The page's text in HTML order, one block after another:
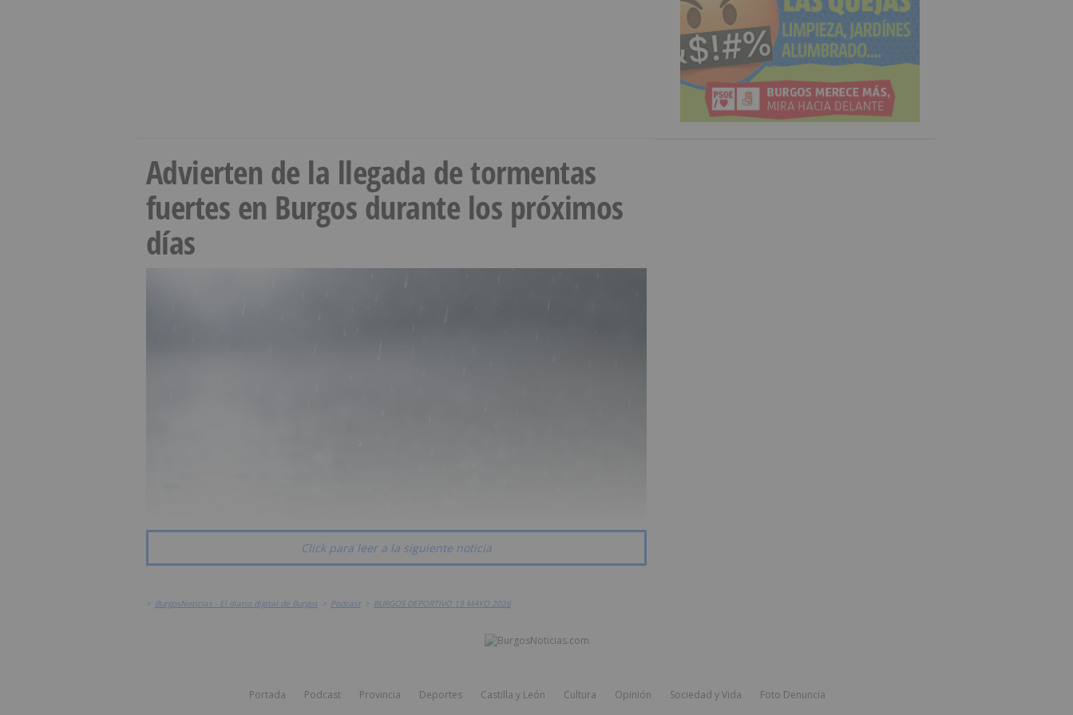
Advierten de la llegada de tormentas
fuertes en Burgos durante los próximos
días
Click para leer a la siguiente noticia
> BurgosNoticias - El diario digital de Burgos > Podcast > BURGOS DEPORTIVO 19 MAYO 2026
Portada Podcast Provincia Deportes Castilla y León Cultura Opinión Sociedad y Vida Foto Denuncia